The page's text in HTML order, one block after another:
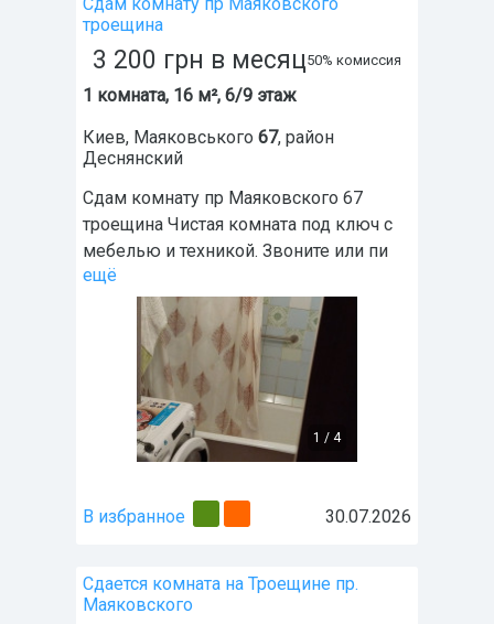
троещина
3 200 грн в месяц50% комиссия
1 комната, 16 м², 6/9 этаж
Киев, Маяковського 67, район
Деснянский
Сдам комнату пр Маяковского 67
троещина Чистая комната под ключ с
мебелью и техникой. Звоните или пи
ещё
1 / 4
В избранное 30.07.2026
Сдается комната на Троещине пр.
Маяковского